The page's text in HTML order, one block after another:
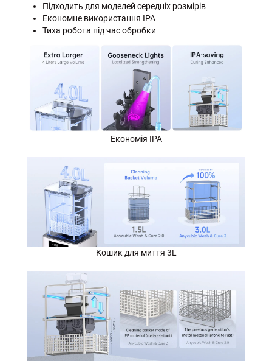
Підходить для моделей середніх розмірів
Економне використання IPA
Тиха робота під час обробки
Економія IPA
Кошик для миття 3L